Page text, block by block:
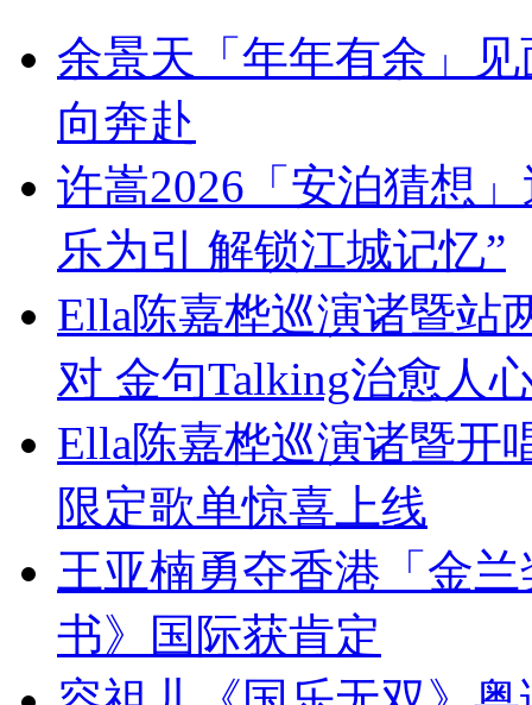
余景天「年年有余」
向奔赴
许嵩2026「安泊猜想
乐为引 解锁江城记忆”
Ella陈嘉桦巡演诸暨站
对 金句Talking治愈人
Ella陈嘉桦巡演诸暨开
限定歌单惊喜上线
王亚楠勇夺香港「金
书》国际获肯定